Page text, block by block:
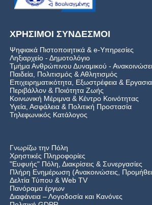
ΧΡΗΣΙΜΟΙ ΣΥΝΔΕΣΜΟΙ
Ψηφιακά Πιστοποιητικά & e-Υπηρεσίες
Ληξιαρχείο - Δημοτολόγιο
Τμήμα Ανθρώπινου Δυναμικού -
Παιδεία, Πολιτισμός & Αθλητισμός
Επιχειρηματικότητα, Εξωστρέφεια & Εργασια
Περιβάλλον & Ποιότητα Ζωής
Kοινωνική Μέριμνα & Κέντρο Κοινότητας
Υγεία, Ασφάλεια & Πολιτική Προστασία
Τηλεφωνικός Κατάλογος
Γνωρίζω την Πόλη
Χρηστικές Πληροφορίες
"Ευφυής" Πόλη, Διακρίσεις & Συνεργασίες
Πλήρη Ενημέρωση (Ανακοινώσεις,
Δελτία Τύπου & Web TV
Πανόραμα έργων
Διαφάνεια – Λογοδοσία και Κανόνες